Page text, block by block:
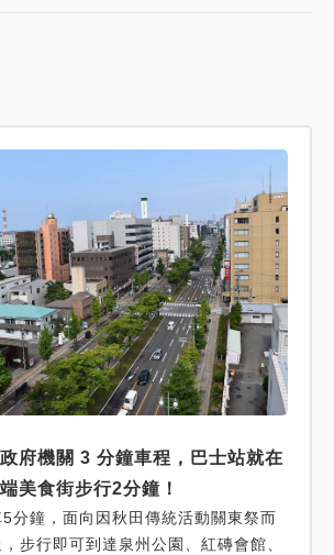
府機關 3 分鐘車程，巴士站就在
美食街步行2分鐘！
分鐘，面向因秋田傳統活動關東祭而
步行即可到達泉州公園、紅磚會館、